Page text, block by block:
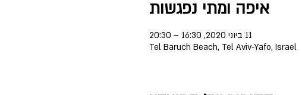
איפה ומתי נפגשות
11 ביוני 2020, 16:30 – 20:30
Tel Baruch Beach, Tel Aviv-Yafo, Israel